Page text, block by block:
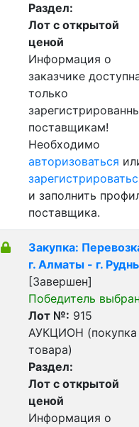
Раздел:
Лот с открытой
ценой
Информация о
заказчике
только
поставщикам!
Необходимо
авторизоваться
и заполнить
поставщика.
Закупка:
г. Алматы - г.
[Завершен]
Победитель выбран
Лот №: 915
АУКЦИОН (покупка
товара)
Раздел:
Лот с открытой
ценой
Информация о